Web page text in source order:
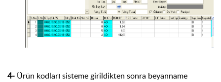
4- Ürün kodları sisteme girildikten sonra beyanname